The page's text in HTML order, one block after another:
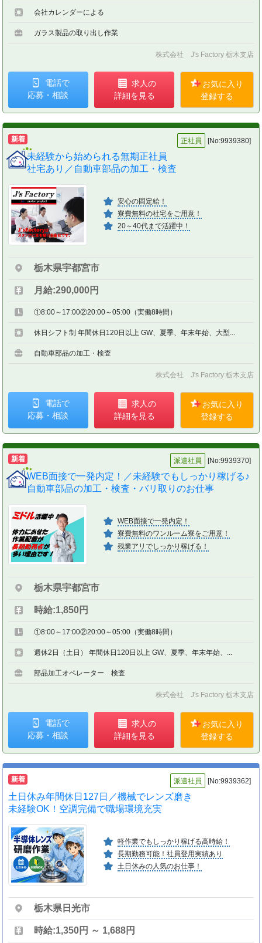
会社カレンダーによる
ガラス製品の取り出し作業
株式会社 J's Factory 栃木支店
電話で
応募・相談
求人の
詳細を見る
お気に入り
登録する
新着 正社員 [No:9939380]
未経験から始められる無期正社員
社宅あり／自動車部品の加工・検査
安心の固定給！
寮費無料の社宅をご用意！
20～40代まで活躍中！
栃木県宇都宮市
月給:290,000円
①8:00～17:00②20:00～05:00（実働8時間）
休日シフト制 年間休日120日以上 GW、夏季、年末年始、大型...
自動車部品の加工・検査
株式会社 J's Factory 栃木支店
電話で
応募・相談
求人の
詳細を見る
お気に入り
登録する
新着 派遣社員 [No:9939370]
WEB面接で一発内定！／未経験でもしっかり稼げる♪
自動車部品の加工・検査・バリ取りのお仕事
WEB面接で一発内定！
寮費無料のワンルーム寮をご用意！
残業アリでしっかり稼げる！
栃木県宇都宮市
時給:1,850円
①8:00～17:00②20:00～05:00（実働8時間）
週休2日（土日） 年間休日120日以上 GW、夏季、年末年始、...
部品加工オペレーター 検査
株式会社 J's Factory 栃木支店
電話で
応募・相談
求人の
詳細を見る
お気に入り
登録する
新着 派遣社員 [No:9939362]
土日休み年間休日127日／機械でレンズ磨き
未経験OK！空調完備で職場環境充実
軽作業でもしっかり稼げる高時給！
長期勤務可能！社員登用実績あり
土日休みの人気のお仕事！
栃木県日光市
時給:1,350円 ～ 1,688円